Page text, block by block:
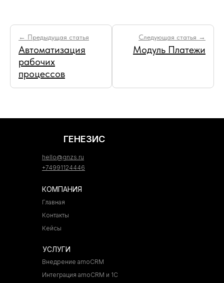
← Предыдущая статья
Автоматизация
рабочих
процессов
Следующая статья →
Модуль Платежи
ГЕНЕЗИС
hello@gnzs.ru
+74991124446
Главная
Контакты
Внедрение amoCRM
Интеграция amoCRM и 1С
КОМПАНИЯ
УСЛУГИ
Кейсы